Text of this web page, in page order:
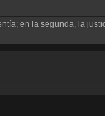
en la segunda, la